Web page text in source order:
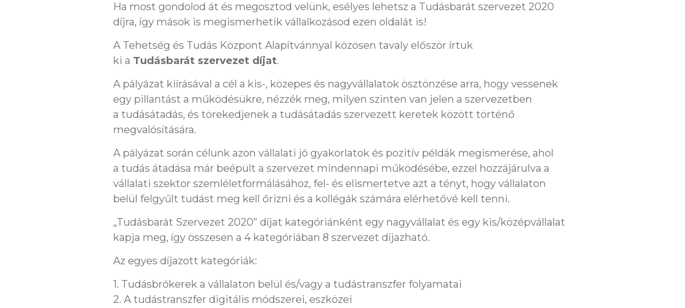
Ha most gondolod át és megosztod velünk, esélyes lehetsz a Tudásbarát szervezet 2020
díjra, így mások is megismerhetik vállalkozásod ezen oldalát is!
A Tehetség és Tudás Központ Alapítvánnyal közösen tavaly először írtuk
ki a Tudásbarát szervezet díjat.
A pályázat kiírásával a cél a kis-, közepes és nagyvállalatok ösztönzése arra, hogy vessenek
egy pillantást a működésükre, nézzék meg, milyen szinten van jelen a szervezetben
a tudásátadás, és törekedjenek a tudásátadás szervezett keretek között történő
megvalósítására.
A pályázat során célunk azon vállalati jó gyakorlatok és pozitív példák megismerése, ahol
a tudás átadása már beépült a szervezet mindennapi működésébe, ezzel hozzájárulva a
vállalati szektor szemléletformálásához, fel- és elismertetve azt a tényt, hogy vállalaton
belül felgyűlt tudást meg kell őrizni és a kollégák számára elérhetővé kell tenni.
„Tudásbarát Szervezet 2020” díjat kategóriánként egy nagyvállalat és egy kis/középvállalat
kapja meg, így összesen a 4 kategóriában 8 szervezet díjazható.
Az egyes díjazott kategóriák:
1. Tudásbrókerek a vállalaton belül és/vagy a tudástranszfer folyamatai
2. A tudástranszfer digitális módszerei, eszközei